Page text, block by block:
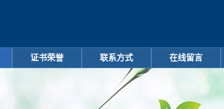
证书荣誉 联系方式 在线留言